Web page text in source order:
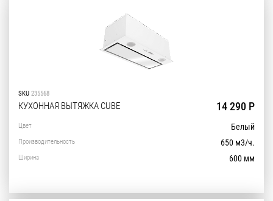
SKU 235568
КУХОННАЯ ВЫТЯЖКА CUBE 14 290 Р
Цвет Белый
Производительность 650 м3/ч.
Ширина 600 мм